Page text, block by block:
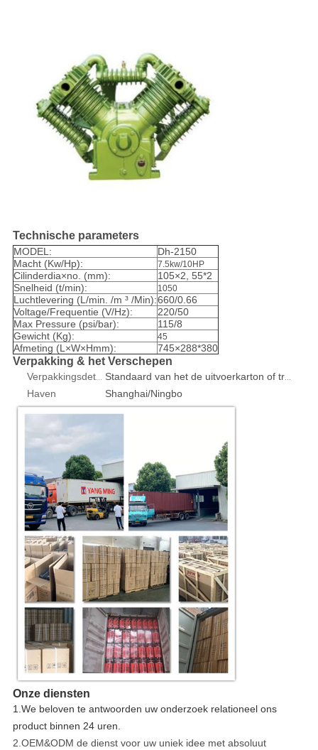
Technische parameters
MODEL:
Dh-2150
Macht (Kw/Hp):
7.5kw/10HP
Cilinderdia×no. (mm):
105×2, 55*2
Snelheid (t/min):
1050
Luchtlevering (L/min. /m ³ /Min):660/0.66
Voltage/Frequentie (V/Hz):
220/50
Max Pressure (psi/bar):
115/8
Gewicht (Kg):
45
Afmeting (L×W×Hmm): 745×288*380
Verpakking & het Verschepen
Verpakkingsdetails Standaard van het de uitvoerkarton of triplex geval 1pcs/box
Haven Shanghai/Ningbo
Onze diensten
1.We beloven te antwoorden uw onderzoek relationeel ons
product binnen 24 uren.
2.OEM&ODM de dienst voor uw uniek idee met absoluut